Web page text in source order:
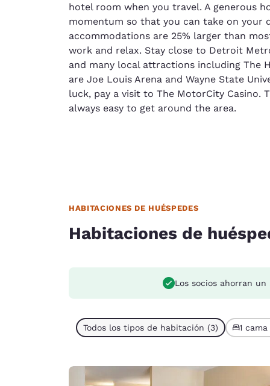
hotel room when you travel. A generous
momentum so that you can take on your
accommodations are 25% larger than
work and relax. Stay close to Detroit
and many local attractions including The
are Joe Louis Arena and Wayne State
luck, pay a visit to The MotorCity Casino.
always easy to get around the area.
HABITACIONES DE HUÉSPEDES
Habitaciones de
Los socios ahorran un
Todos los tipos de habitación (3) 1 cama